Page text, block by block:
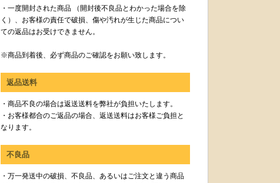
・一度開封された商品 （開封後不良品とわかった場合を除
く）、お客様の責任で破損、傷や汚れが生じた商品につい
ての返品はお受けできません。
※商品到着後、必ず商品のご確認をお願い致します。
返品送料
・商品不良の場合は返送送料を弊社が負担いたします。
・お客様都合のご返品の場合、返送送料はお客様ご負担と
なります。
不良品
・万一発送中の破損、不良品、あるいはご注文と違う商品